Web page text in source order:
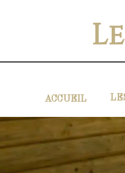
ACCUEIL